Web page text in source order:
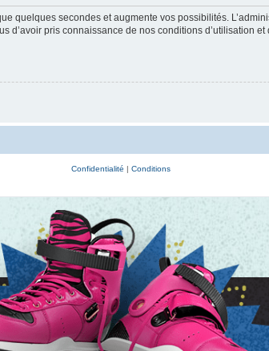
quelques secondes et augmente vos possibilités.
d’avoir pris connaissance de nos conditions d’utilisation
Confidentialité | Conditions